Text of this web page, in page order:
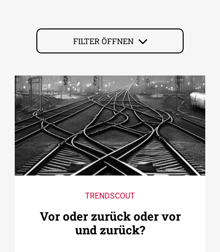
FILTER ÖFFNEN
TRENDSCOUT
Vor oder zurück oder vor
und zurück?